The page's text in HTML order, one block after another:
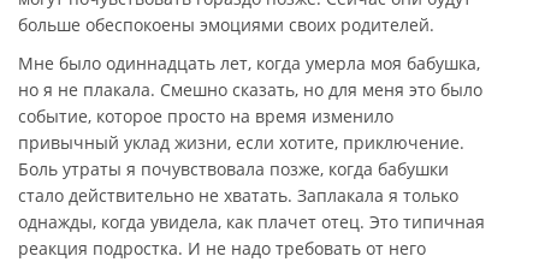
больше обеспокоены эмоциями своих родителей.
Мне было одиннадцать лет, когда умерла моя бабушка,
но я не плакала. Смешно сказать, но для меня это было
событие, которое просто на время изменило
привычный уклад жизни, если хотите, приключение.
Боль утраты я почувствовала позже, когда бабушки
стало действительно не хватать. Заплакала я только
однажды, когда увидела, как плачет отец. Это типичная
реакция подростка. И не надо требовать от него